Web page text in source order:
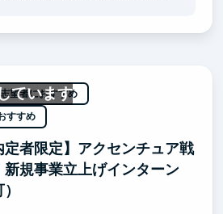
課題を深いレベルで理解すること
社の提供価値を最適な言葉や図式
論理思考力が鍛えられます。
他の業務にチャレンジでき、上場
じめ、事業開発の経験が豊富なメ
ています
望者におすすめ
すすめ
定者限定】アクセンチュア戦
新規事業立上げインターン